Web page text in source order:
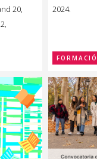
20,
2024.